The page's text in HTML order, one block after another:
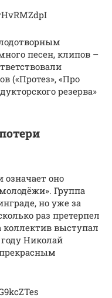
песен, клипов –
(«Протез», «Про
резерва»
означает оно
Группа
но уже за
раз претерпел
выступал
Николай